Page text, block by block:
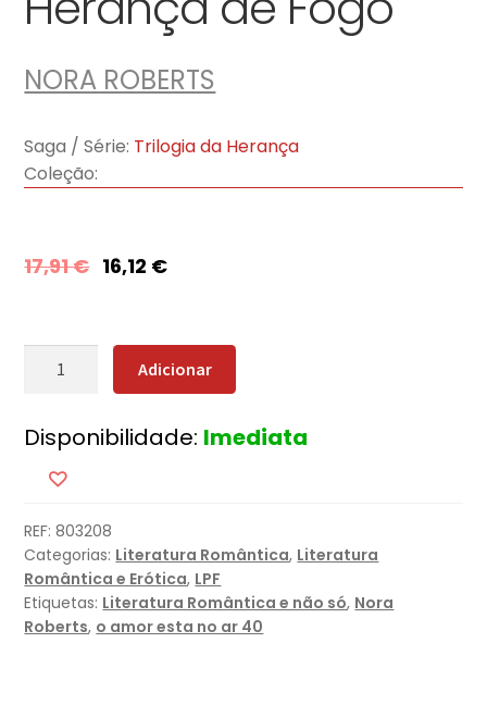
NORA ROBERTS
Saga / Série: Trilogia da Herança
Coleção:
17,91€ 16,12 €
Quantidade
de
Fogo
Adicionar
Disponibilidade: Imediata
REF:803208
Categorias: Literatura Romântica, Literatura
Romântica e Erótica, LPF
Etiquetas: Literatura Romântica e não só, Nora
Roberts, o amor esta no ar 40